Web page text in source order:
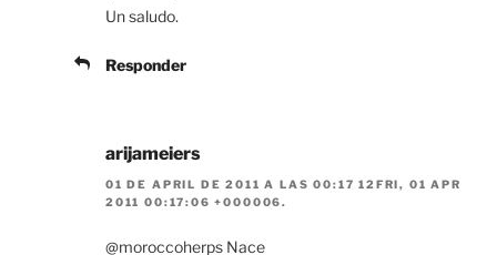
Un saludo.
Responder
arijameiers
01 DE APRIL DE 2011 A LAS 00:17 12FRI, 01 APR
2011 00:17:06 +000006.
@moroccoherps Nace